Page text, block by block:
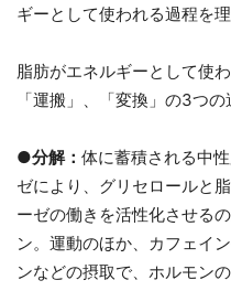
ギーとして使われる過程を理
脂肪がエネルギーとして使
「運搬」、「変換」の3つの
●分解： 体に蓄積される中
ゼにより、グリセロールと
ーゼの働きを活性化させる
ン。運動のほか、カフェイ
ンなどの摂取で、ホルモン